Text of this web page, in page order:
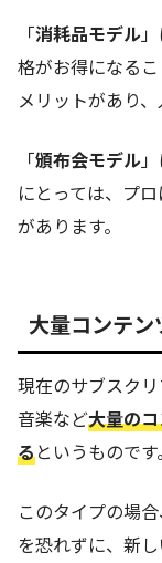
「消耗品モデル
格がお得になる
メリットがあり、
「頒布会モデル
にとっては、プ
があります。
大量コンテ
現在のサブスク
音楽など大量の
るというものです。
このタイプの場
を恐れずに、新